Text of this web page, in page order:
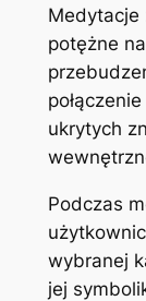
Medytacje
potężne
ukrytych
Podczas
wybranej
jej